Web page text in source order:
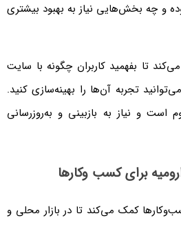
و چه بخش‌هایی نیاز به بهبود بیشتری
تا بفهمید کاربران چگونه با سایت
تجربه آن‌ها را بهینه‌سازی کنید.
است و نیاز به بازبینی و به‌روزرسانی
برای کسب ‌وکارها
کمک می‌کند تا در بازار محلی و